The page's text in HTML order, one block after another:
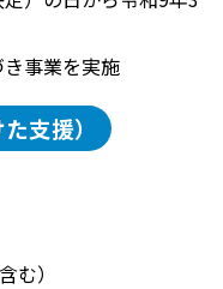
事業を実施
支援）
む）